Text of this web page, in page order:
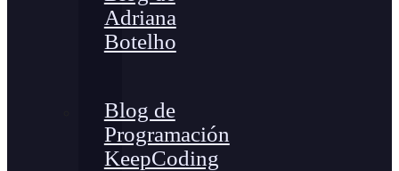
Adriana
Botelho
Blog de
Programación
KeepCoding